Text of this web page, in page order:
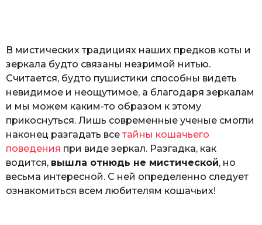
В мистических традициях наших предков коты и
зеркала будто связаны незримой нитью.
Считается, будто пушистики способны видеть
невидимое и неощутимое, а благодаря зеркалам
и мы можем каким-то образом к этому
прикоснуться. Лишь современные ученые смогли
наконец разгадать все тайны кошачьего
поведения при виде зеркал. Разгадка, как
водится, вышла отнюдь не мистической, но
весьма интересной. С ней определенно следует
ознакомиться всем любителям кошачьих!